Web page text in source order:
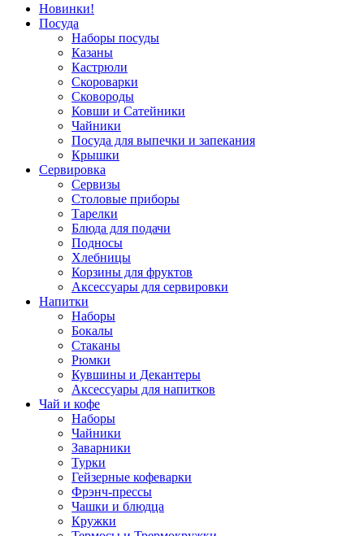
Новинки!
Посуда
Наборы посуды
Казаны
Кастрюли
Скороварки
Сковороды
Ковши и Сатейники
Чайники
Посуда для выпечки и запекания
Крышки
Сервировка
Сервизы
Столовые приборы
Тарелки
Блюда для подачи
Подносы
Хлебницы
Корзины для фруктов
Аксессуары для сервировки
Напитки
Наборы
Бокалы
Стаканы
Рюмки
Кувшины и Декантеры
Аксессуары для напитков
Чай и кофе
Наборы
Чайники
Заварники
Турки
Гейзерные кофеварки
Фрэнч-прессы
Чашки и блюдца
Кружки